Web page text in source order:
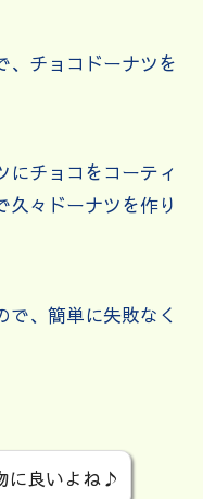
、チョコドーナツを
にチョコをコーティ
久々ドーナツを作り
で、簡単に失敗なく
に良いよね♪